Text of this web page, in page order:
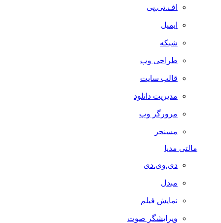
اف.تی.پی
ایمیل
شبکه
طراحی وب
قالب سایت
مدیریت دانلود
مرورگر وب
مسنجر
مالتی مدیا
دی.وی.دی
مبدل
نمایش فیلم
ویرایشگر صوت